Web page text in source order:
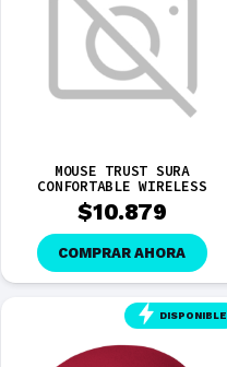
MOUSE TRUST SURA
CONFORTABLE WIRELESS
$10.879
COMPRAR AHORA
DISPONIBLE